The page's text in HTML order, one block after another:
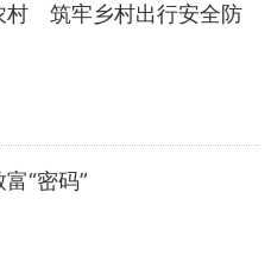
村 筑牢乡村出行安全防
“密码”